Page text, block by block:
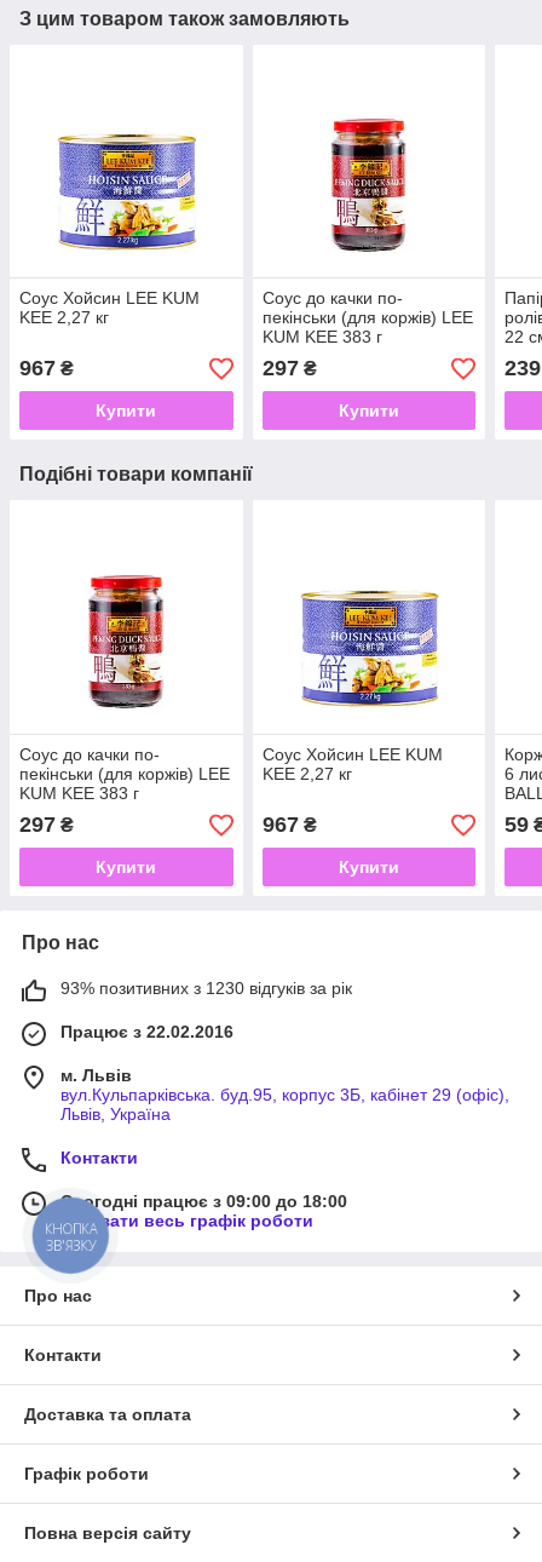
З цим товаром також замовляють
Соус Хойсин LEE KUM
KEE 2,27 кг
967 ₴
Купити
Соус до качки по-
пекінськи (для коржів) LEE
KUM KEE 383 г
297₴
Купити
22
Подібні товари компанії
Соус до качки по-
пекінськи (для коржів) LEE
KUM KEE 383 г
297 ₴
Купити
Соус Хойсин LEE KUM
KEE 2,27 кг
967₴
Купити
6
59
Про нас
93% позитивних з 1230 відгуків за рік
Працює з 22.02.2016
м. Львів
вул.Кульпарківська. буд.95, корпус 3Б, кабінет 29 (офіс),
Львів, Україна
Контакти
Сьогодні працює з 09:00 до 18:00
Показати весь графік роботи
Про нас
Контакти
Доставка та оплата
Графік роботи
Повна версія сайту
КНОПКА
ЗВ'ЯЗКУ